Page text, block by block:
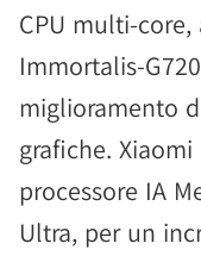
CPU multi-
Immortalis-
miglioramento
grafiche.
processore IA
Ultra, per un